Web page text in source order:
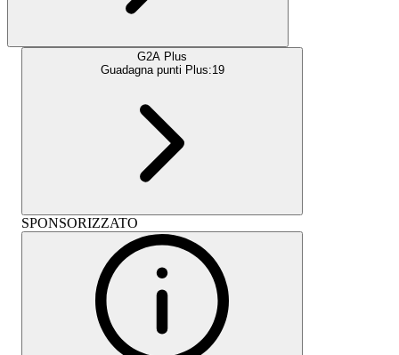
G2A Plus
Guadagna punti Plus:19
SPONSORIZZATO